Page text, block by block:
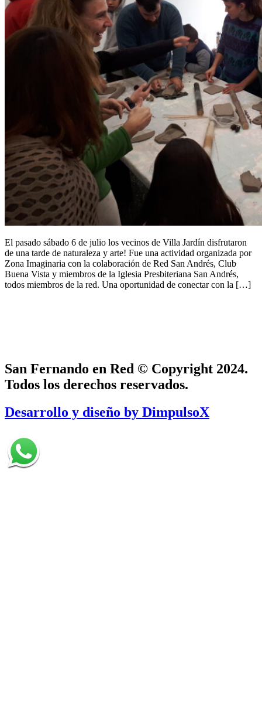
El pasado sábado 6 de julio los vecinos de Villa Jardín disfrutaron
de una tarde de naturaleza y arte! Fue una actividad organizada por
Zona Imaginaria con la colaboración de Red San Andrés, Club
Buena Vista y miembros de la Iglesia Presbiteriana San Andrés,
todos miembros de la red. Una oportunidad de conectar con la […]
San Fernando en Red © Copyright 2024.
Todos los derechos reservados.
Desarrollo y diseño by DimpulsoX